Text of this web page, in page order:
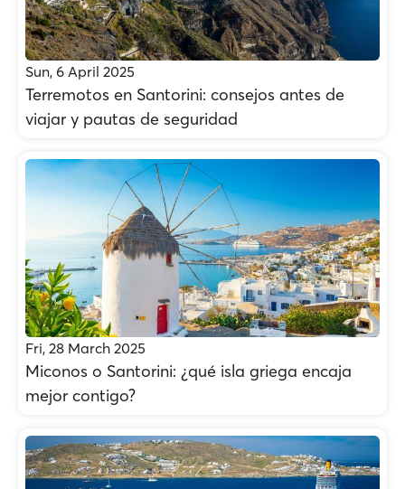
Sun, 6 April 2025
Terremotos en Santorini: consejos antes de
viajar y pautas de seguridad
Fri, 28 March 2025
Miconos o Santorini: ¿qué isla griega encaja
mejor contigo?